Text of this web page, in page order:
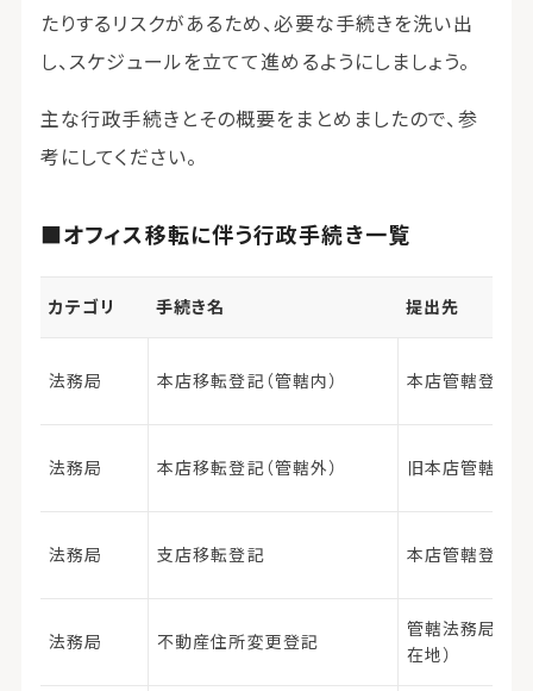
たりするリスクがあるため、必要な手続きを洗い出
し、スケジュールを立てて進めるようにしましょう。
主な行政手続きとその概要をまとめましたので、参
考にしてください。
■オフィス移転に伴う行政手続き一覧
カテゴリ 手続き名 提出先
法務局 本店移転登記（管轄内） 本店管轄登記所
法務局 本店移転登記（管轄外） 旧本店管轄登
法務局 支店移転登記 本店管轄登記所
法務局 不動産住所変更登記
管轄法務局（不
在地）